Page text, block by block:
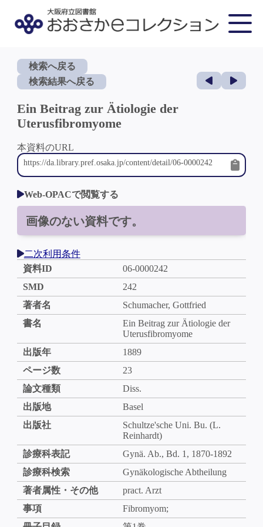
検索へ戻る
検索結果へ戻る
Ein Beitrag zur Ätiologie der
Uterusfibromyome
本資料のURL
Web-OPACで閲覧する
画像のない資料です。
二次利用条件
資料ID
06-0000242
SMD
242
著者名
Schumacher, Gottfried
書名
Ein Beitrag zur Ätiologie der
Uterusfibromyome
出版年
1889
ページ数
23
論文種類
Diss.
出版地
Basel
出版社
Schultze'sche Uni. Bu. (L.
Reinhardt)
診療科表記
Gynä. Ab., Bd. 1, 1870-1892
診療科検索
Gynäkologische Abtheilung
著者属性・その他
pract. Arzt
事項
Fibromyom;